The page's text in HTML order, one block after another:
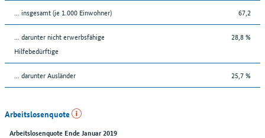
... insgesamt (je 1.000 Einwohner) 67,2
... darunter nicht erwerbsfähige
Hilfebedürftige
28,8 %
... darunter Ausländer 25,7 %
Arbeitslosenquote
Arbeitslosenquote Ende Januar 2019